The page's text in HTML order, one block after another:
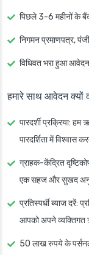
पिछले 3-6 महीनों के
निगमन प्रमाणपत्र,
विधिवत भरा हुआ
हमारे साथ आवेदन क्यों
पारदर्शी प्रक्रिया: हम
पारदर्शिता में विश्वास
ग्राहक-केंद्रित
एक सहज और सुखद
प्रतिस्पर्धी ब्याज दरें:
आपको अपने व्यक्तिगत
50 लाख रुपये के पर्सनल